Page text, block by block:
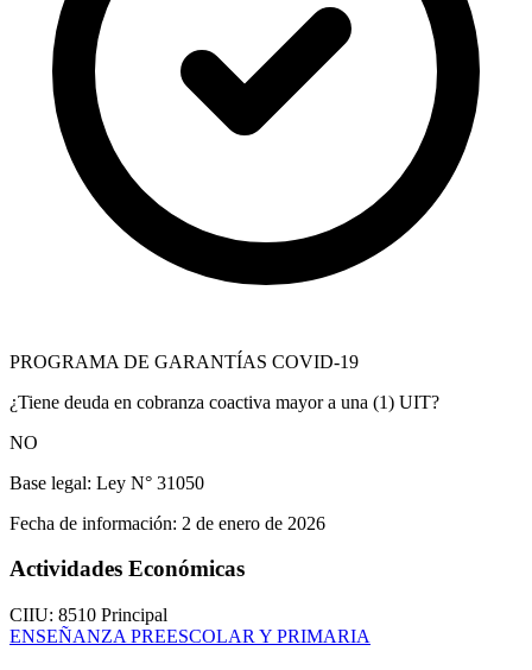
PROGRAMA DE GARANTÍAS COVID-19
¿Tiene deuda en cobranza coactiva mayor a una (1) UIT?
NO
Base legal: Ley N° 31050
Fecha de información: 2 de enero de 2026
Actividades Económicas
CIIU: 8510 Principal
ENSEÑANZA PREESCOLAR Y PRIMARIA